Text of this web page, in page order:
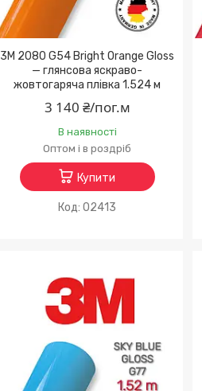
3M 2080 G54 Bright Orange Gloss
— глянсова яскраво-
жовтогаряча плівка 1.524 м
3 140 ₴/пог.м
В наявності
Оптом і в роздріб
Купити
02413